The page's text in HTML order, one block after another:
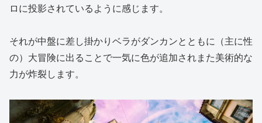
ロに投影されているように感じます。
それが中盤に差し掛かりベラがダンカンとともに（主に性
の）大冒険に出ることで一気に色が追加されまた美術的な
力が炸裂します。